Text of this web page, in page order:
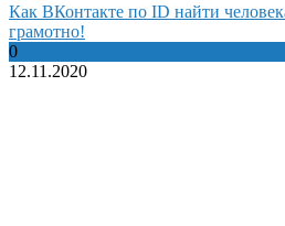
Как ВКонтакте по ID найти
грамотно!
0
12.11.2020